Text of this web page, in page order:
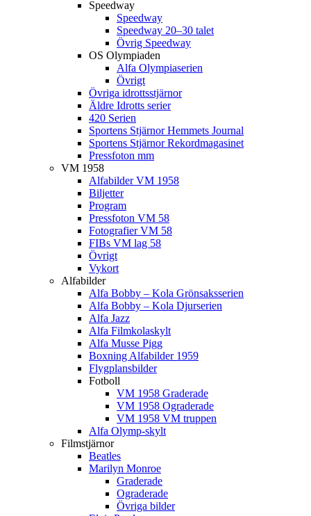
Speedway
Speedway
Speedway 20–30 talet
Övrig Speedway
OS Olympiaden
Alfa Olympiaserien
Övrigt
Övriga idrottsstjärnor
Äldre Idrotts serier
420 Serien
Sportens Stjärnor Hemmets Journal
Sportens Stjärnor Rekordmagasinet
Pressfoton mm
VM 1958
Alfabilder VM 1958
Biljetter
Program
Pressfoton VM 58
Fotografier VM 58
FIBs VM lag 58
Övrigt
Vykort
Alfabilder
Alfa Bobby – Kola Grönsaksserien
Alfa Bobby – Kola Djurserien
Alfa Jazz
Alfa Filmkolaskylt
Alfa Musse Pigg
Boxning Alfabilder 1959
Flygplansbilder
Fotboll
VM 1958 Graderade
VM 1958 Ograderade
VM 1958 VM truppen
Alfa Olymp-skylt
Filmstjärnor
Beatles
Marilyn Monroe
Graderade
Ograderade
Övriga bilder